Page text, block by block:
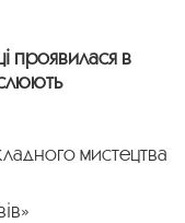
проявилася в
мистецтва